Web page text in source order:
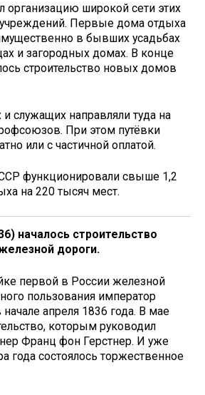
организацию широкой сети этих
Первые дома отдыха
в бывших усадьбах
и загородных домах. В конце
строительство новых домов
и служащих направляли туда на
При этом путёвки
или с частичной оплатой.
функционировали свыше 1,2
на 220 тысяч мест.
началось строительство
дороги.
первой в России железной
пользования император
апреля 1836 года. В мае
которым руководил
Франц фон Герстнер. И уже
года состоялось торжественное